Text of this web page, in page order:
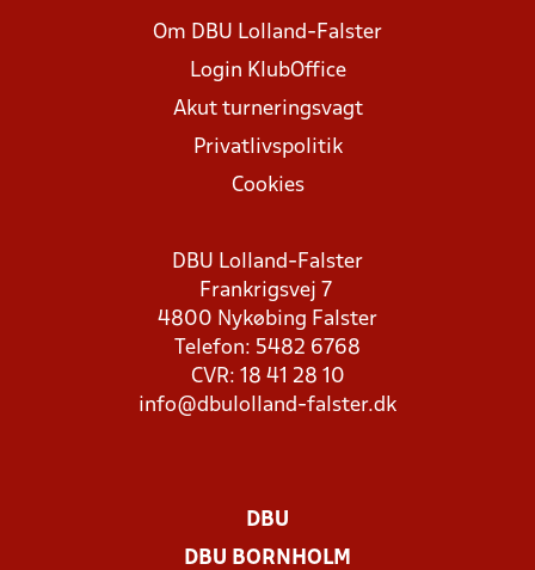
Om DBU Lolland-Falster
Login KlubOffice
Akut turneringsvagt
Privatlivspolitik
Cookies
DBU Lolland-Falster
Frankrigsvej 7
4800 Nykøbing Falster
Telefon: 5482 6768
CVR: 18 41 28 10
info@dbulolland-falster.dk
DBU
DBU BORNHOLM